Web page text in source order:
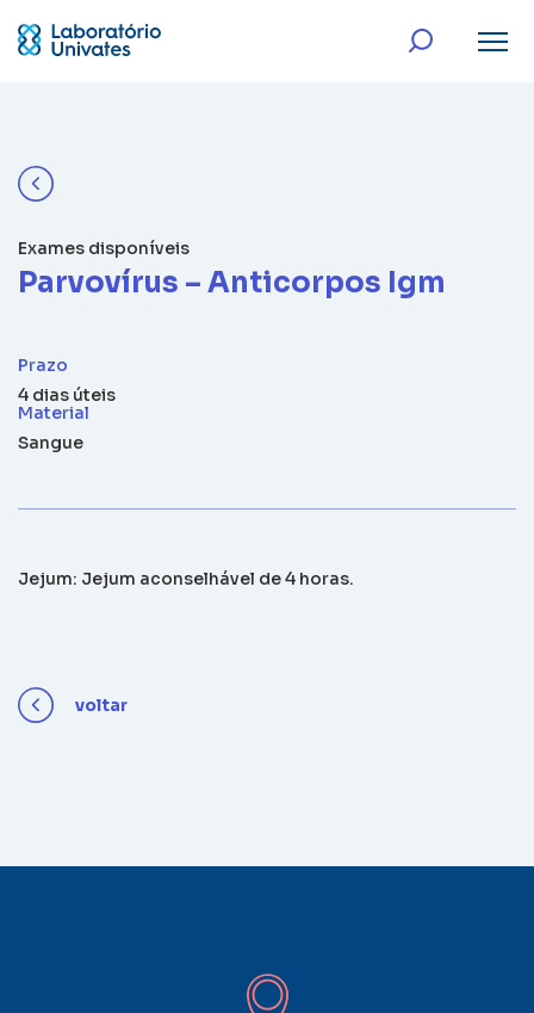
Exames disponíveis
Parvovírus – Anticorpos Igm
Prazo
4 dias úteis
Material
Sangue
Jejum: Jejum aconselhável de 4 horas.
voltar